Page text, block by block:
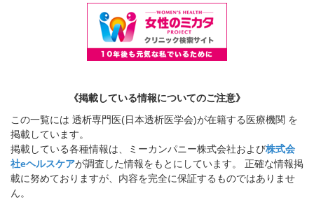
《掲載している情報についてのご注意》
この一覧には 透析専門医(日本透析医学会)が在籍する医療機関 を
掲載しています。
掲載している各種情報は、ミーカンパニー株式会社および株式会
社eヘルスケアが調査した情報をもとにしています。 正確な情報掲
載に努めておりますが、内容を完全に保証するものではありませ
ん。